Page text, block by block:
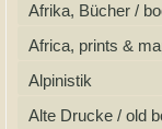
Afrika, Bücher /
Africa, prints &
Alpinistik
Alte Drucke / old